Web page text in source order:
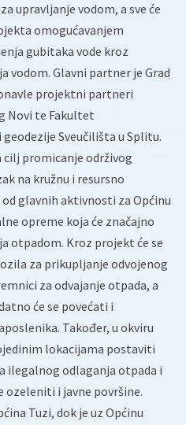
upravljanje vodom, a sve će
omogućavanjem
gubitaka vode kroz
vodom. Glavni partner je Grad
projektni partneri
Novi te Fakultet
Sveučilišta u Splitu.
cilj promicanje održivog
na kružnu i resursno
glavnih aktivnosti za Općinu
opreme koja će značajno
otpadom. Kroz projekt će se
za prikupljanje odvojenog
za odvajanje otpada, a
će se povećati i
Također, u okviru
lokacijama postaviti
ilegalnog odlaganja otpada i
ozeleniti i javne površine.
Tuzi, dok je uz Općinu